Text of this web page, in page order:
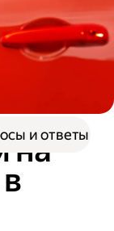
цветов
на
и ответы